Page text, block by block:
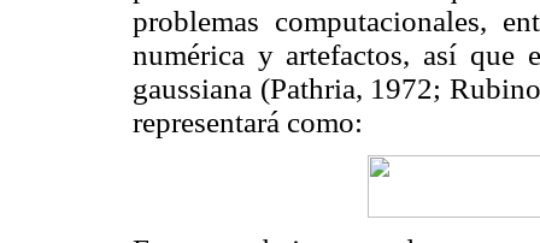
problemas computacionales,
numérica y artefactos, así que
gaussiana (Pathria, 1972;
representará como: